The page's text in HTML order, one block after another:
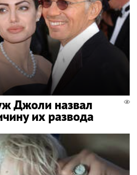
Джоли назвал
их развода